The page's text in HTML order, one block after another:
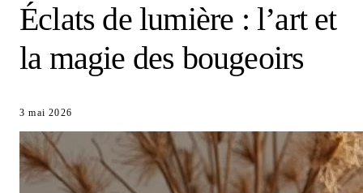
Éclats de lumière : l’art et
la magie des bougeoirs
3 mai 2026